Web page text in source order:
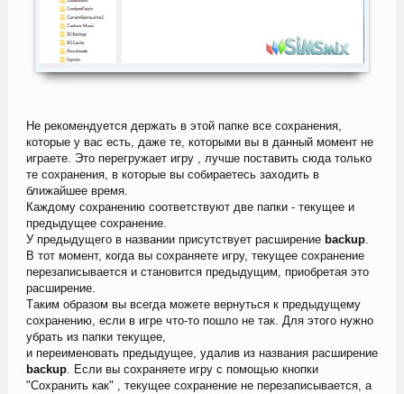
Не рекомендуется держать в этой папке все сохранения,
которые у вас есть, даже те, которыми вы в данный момент не
играете. Это перегружает игру , лучше поставить сюда только
те сохранения, в которые вы собираетесь заходить в
ближайшее время.
Каждому сохранению соответствуют две папки - текущее и
предыдущее сохранение.
У предыдущего в названии присутствует расширение backup.
В тот момент, когда вы сохраняете игру, текущее сохранение
перезаписывается и становится предыдущим, приобретая это
расширение.
Tаким образом вы всегда можете вернуться к предыдущему
сохранению, если в игре что-то пошло не так. Для этого нужно
убрать из папки текущее,
и переименовать предыдущее, удалив из названия расширение
backup. Если вы сохраняете игру с помощью кнопки
"Сохранить как" , текущее сохранение не перезаписывается, а